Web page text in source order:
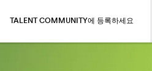
TALENT COMMUNITY에 등록하세요